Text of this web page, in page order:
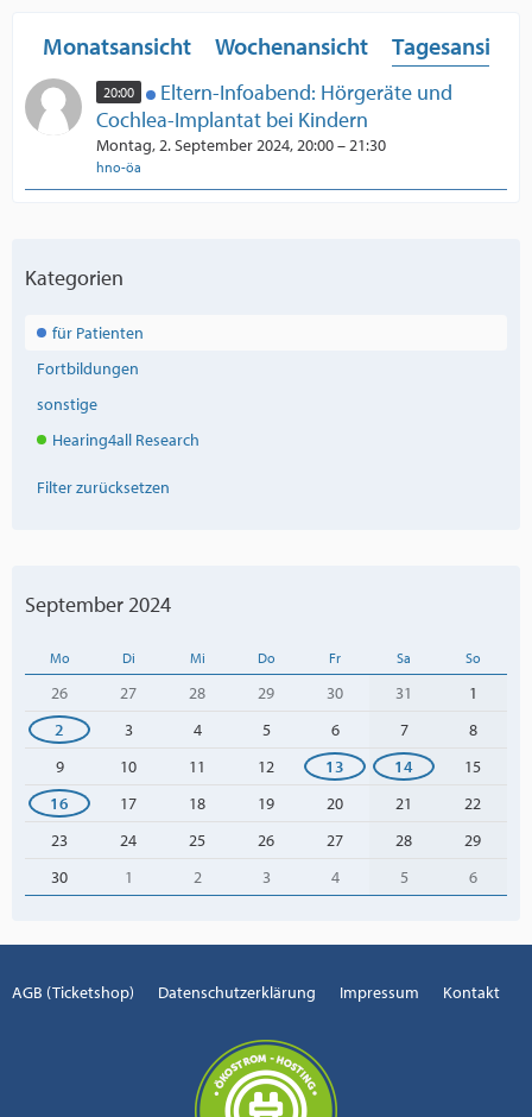
Monatsansicht Wochenansicht Tagesansicht
20:00
Eltern-Infoabend: Hörgeräte und
Cochlea-Implantat bei Kindern
Montag, 2. September 2024, 20:00 – 21:30
hno-öa
Kategorien
für Patienten
Fortbildungen
sonstige
Hearing4all Research
Filter zurücksetzen
September 2024
Mo Di Mi Do Fr Sa So
26 27 28 29 30 31
1
2
3 4 5 6 7
8
9
10 11 12 13 14
15
16
17 18 19 20 21
22
23
24 25 26 27 28
29
30
1 2 3 4 5 6
AGB (Ticketshop) Datenschutzerklärung Impressum Kontakt